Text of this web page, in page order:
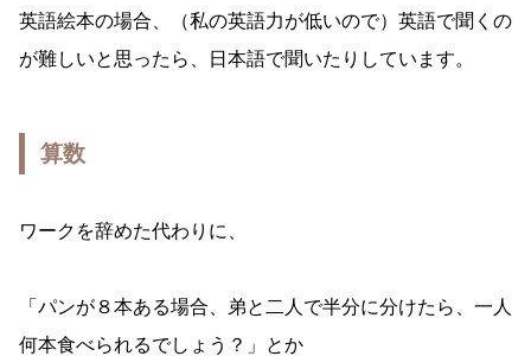
英語絵本の場合、（私の英語力が低いので）英語で聞くの
が難しいと思ったら、日本語で聞いたりしています。
算数
ワークを辞めた代わりに、
「パンが８本ある場合、弟と二人で半分に分けたら、一人
何本食べられるでしょう？」とか